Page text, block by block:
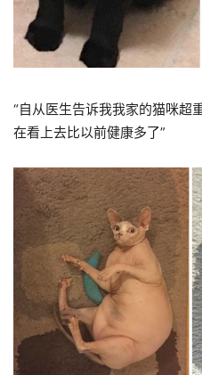
“自从医生告诉我我家的猫咪超
在看上去比以前健康多了”